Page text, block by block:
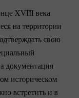
XVIII века
на территории
свою
документация
историческом
встретить и в